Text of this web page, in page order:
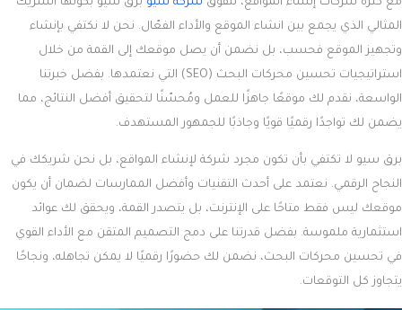
المثالي الذي يجمع بين انشاء الموقع والأداء الفعّال. نحن لا نكتفي بإنشاء
وتجهيز الموقع فحسب، بل نضمن أن يصل موقعك إلى القمة من خلال
استراتيجيات تحسين محركات البحث (SEO) التي نعتمدها. بفضل خبرتنا
الواسعة، نقدم لك موقعًا جاهزًا للعمل ومُحسّنًا لتحقيق أفضل النتائج، مما
يضمن لك تواجدًا رقميًا قويًا وجاذبًا للجمهور المستهدف.
برق سيو لا تكتفي بأن تكون مجرد شركة لإنشاء المواقع، بل نحن شريكك في
النجاح الرقمي. نعتمد على أحدث التقنيات وأفضل الممارسات لضمان أن يكون
موقعك ليس فقط متاحًا على الإنترنت، بل يتصدر القمة، ويحقق لك عوائد
استثمارية ملموسة. بفضل قدرتنا على دمج التصميم المتقن مع الأداء القوي
في تحسين محركات البحث، نضمن لك حضورًا رقميًا لا يمكن تجاهله، ونجاحًا
يتجاوز كل التوقعات.